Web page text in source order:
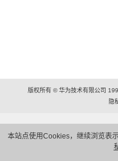
本站点使用Cookies，继续浏览表
版权所有 © 华为技术有限公司
隐